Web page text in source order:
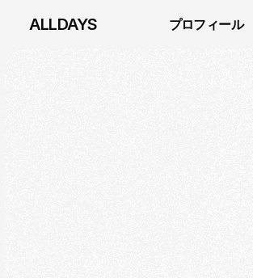
ALLDAYS プロフィール